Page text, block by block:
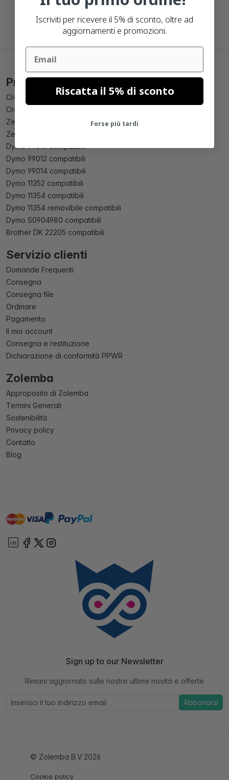
Prodotti popolari
Crea etichetta per birra
Crea etichetta per vino
Zebra 102mm x 150mm compatibili
Zebra 102mm x 210mm compatibili
Dymo 99010 compatibili
Dymo 99012 compatibili
Dymo 99014 compatibili
Dymo 11352 compatibili
Dymo 11354 compatibili
Dymo 11354 removibile compatibili
Dymo S0904980 compatibili
Brother DK 22205 compatibili
Servizio clienti
Domande Frequenti
Consegna
Consegna file
Ordinare
Pagamento
Il mio account
Consegna e restituzione
Dichiarazione di conformità PPWR
Zolemba
Approposito di Zolemba
Termini Generali
Sostenibilità
Privacy policy
Contatto
Blog
mastervisa paypal
Sign up to our Newsletter
Rimani aggiornato sulle nostre ultime novità e offerte
Abbonarsi
© Zolemba B.V 2026
Cookie policy
Iscriviti per ricevere il 5% di sconto, oltre ad
aggiornamenti e promozioni.
Email
Riscatta il 5% di sconto
Forse più tardi